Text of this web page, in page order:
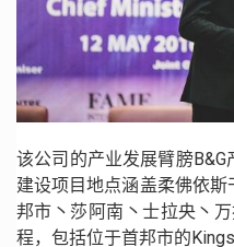
该公司的产业发展臂膀B&G
建设项目地点涵盖柔佛依
邦市丶莎阿南丶士拉央丶
程，包括位于首邦市的